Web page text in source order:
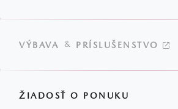
VÝBAVA & PRÍSLUŠENSTVO
ŽIADOSŤ O PONUKU